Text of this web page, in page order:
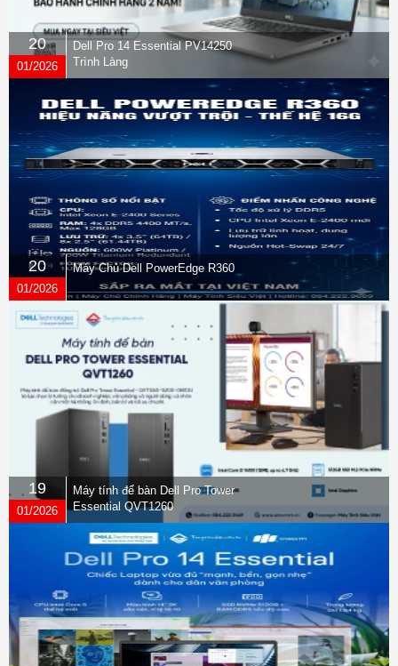
20
01/2026
Dell Pro 14 Essential PV14250
Trình Làng
20
01/2026
Máy Chủ Dell PowerEdge R360
19
01/2026
Máy tính để bàn Dell Pro Tower
Essential QVT1260